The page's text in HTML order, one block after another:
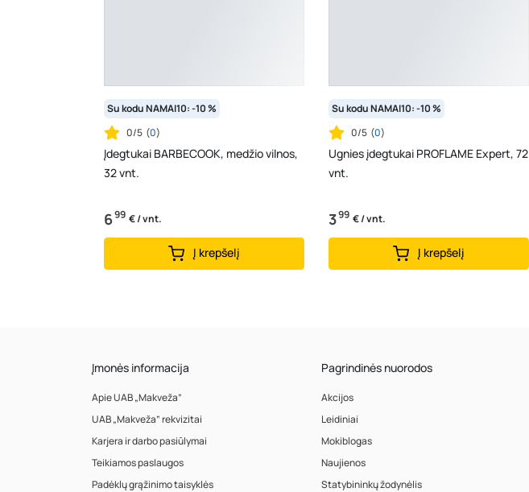
Su kodu NAMAI10: -10 %
0/5 (0)
Įdegtukai BARBECOOK, medžio vilnos,
32 vnt.
699 € / vnt.
Į krepšelį
Su kodu NAMAI10: -10 %
0/5 (0)
Ugnies įdegtukai PROFLAME Expert, 72
vnt.
399 € / vnt.
Į krepšelį
Įmonės informacija
Apie UAB „Makveža”
UAB „Makveža” rekvizitai
Karjera ir darbo pasiūlymai
Teikiamos paslaugos
Padėklų grąžinimo taisyklės
Pagrindinės nuorodos
Akcijos
Leidiniai
Mokiblogas
Naujienos
Statybininkų žodynėlis